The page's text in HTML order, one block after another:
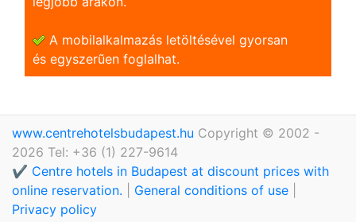
A mobilalkalmazás letöltésével gyorsan
és egyszerũen foglalhat.
www.centrehotelsbudapest.hu Copyright © 2002 -
2026 Tel: +36 (1) 227-9614
✔️ Centre hotels in Budapest at discount prices with
online reservation.
General conditions of use
Privacy policy